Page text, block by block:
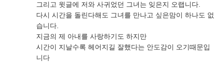
그리고 윗글에 저와 사귀었던 그녀는 잊은지 오랩니다.
다시 시간을 돌린다해도 그녀를 만나고 싶은맘이 하나도 없
습니다.
지금의 제 아내를 사랑하기도 하지만
시간이 지날수록 헤어지길 잘했다는 안도감이 오기때문입
니다